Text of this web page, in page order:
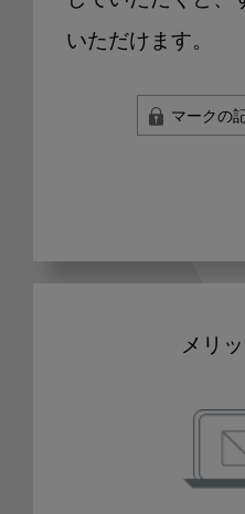
いただけます。
マークの
メリッ